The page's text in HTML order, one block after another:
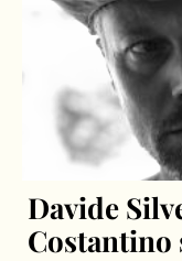
Davide
Costantino